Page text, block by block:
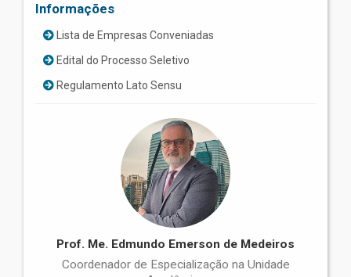
Informações
Lista de Empresas Conveniadas
Edital do Processo Seletivo
Regulamento Lato Sensu
Prof. Me. Edmundo Emerson de Medeiros
Coordenador de Especialização na Unidade